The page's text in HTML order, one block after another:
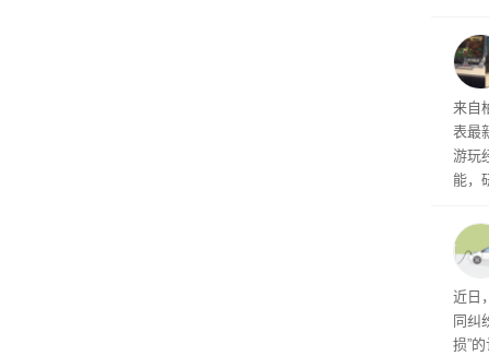
内
来自
表最
游玩
能，
训
近日
同纠
损”